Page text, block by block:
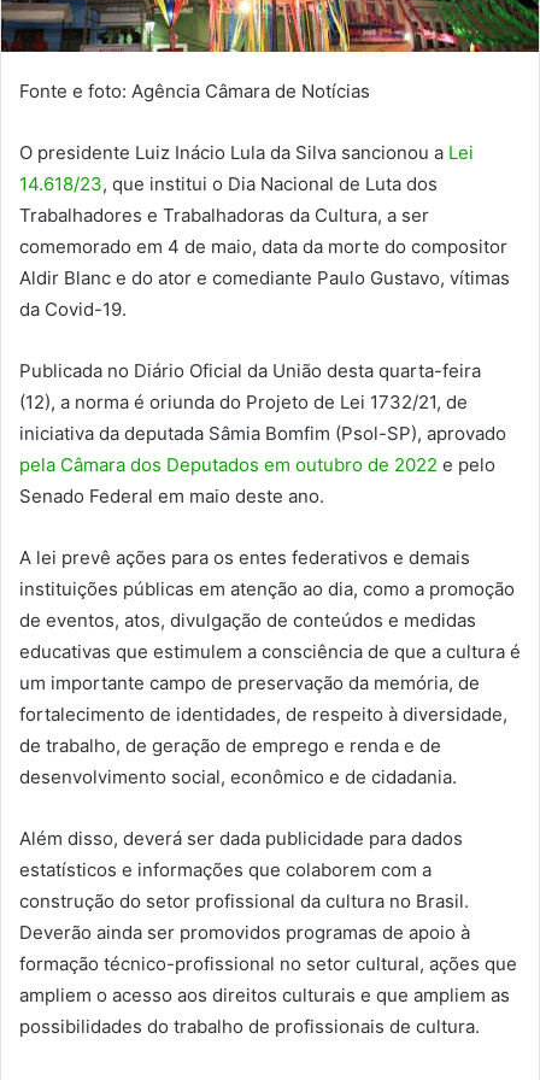
Fonte e foto: Agência Câmara de Notícias
O presidente Luiz Inácio Lula da Silva sancionou a Lei
14.618/23, que institui o Dia Nacional de Luta dos
Trabalhadores e Trabalhadoras da Cultura, a ser
comemorado em 4 de maio, data da morte do compositor
Aldir Blanc e do ator e comediante Paulo Gustavo, vítimas
da Covid-19.
Publicada no Diário Oficial da União desta quarta-feira
(12), a norma é oriunda do Projeto de Lei 1732/21, de
iniciativa da deputada Sâmia Bomfim (Psol-SP), aprovado
pela Câmara dos Deputados em outubro de 2022 e pelo
Senado Federal em maio deste ano.
A lei prevê ações para os entes federativos e demais
instituições públicas em atenção ao dia, como a promoção
de eventos, atos, divulgação de conteúdos e medidas
educativas que estimulem a consciência de que a cultura é
um importante campo de preservação da memória, de
fortalecimento de identidades, de respeito à diversidade,
de trabalho, de geração de emprego e renda e de
desenvolvimento social, econômico e de cidadania.
Além disso, deverá ser dada publicidade para dados
estatísticos e informações que colaborem com a
construção do setor profissional da cultura no Brasil.
Deverão ainda ser promovidos programas de apoio à
formação técnico-profissional no setor cultural, ações que
ampliem o acesso aos direitos culturais e que ampliem as
possibilidades do trabalho de profissionais de cultura.